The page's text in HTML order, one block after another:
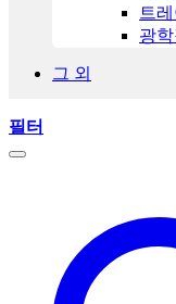
트
광
그 외
필터